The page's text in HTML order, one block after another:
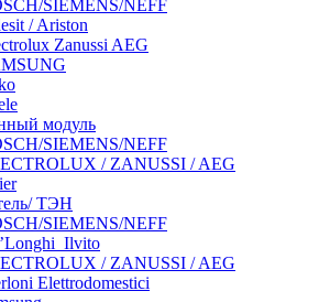
SIEMENS/NEFF
/ Ariston
Zanussi AEG
модуль
SIEMENS/NEFF
/ ZANUSSI / AEG
ТЭН
SIEMENS/NEFF
/ ZANUSSI / AEG
Elettrodomestici